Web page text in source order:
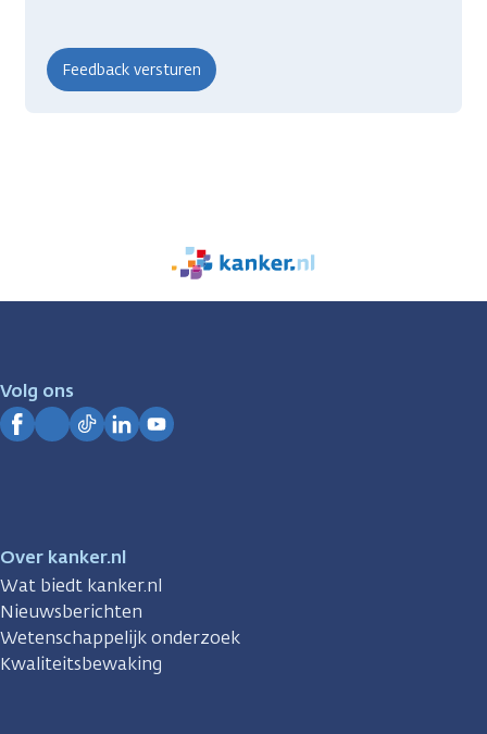
We
zijn
Volg ons
Over kanker.nl
Wat biedt kanker.nl
Nieuwsberichten
Wetenschappelijk onderzoek
Kwaliteitsbewaking